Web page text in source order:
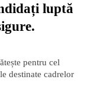
luptă
pentru cel
destinate cadrelor